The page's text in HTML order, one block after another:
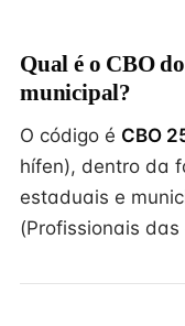
Qual é o CBO
municipal?
O código é CBO
hífen), dentro da
estaduais e
(Profissionais